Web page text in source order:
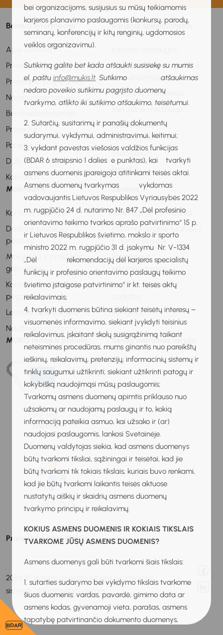
BDAR
bei organizacijoms, susijusius su mūsų teikiamomis
karjeros planavimo paslaugomis (konkursų, parodų,
seminarų, konferencijų ir kitų renginių, ugdomosios
veiklos organizavimu).
Sutikimą galite bet kada atšaukti susisiekę su mumis
el. paštu info@mukis.lt. Sutikimo atšaukimas
nedaro poveikio sutikimu pagrįsto duomenų
tvarkymo, atlikto iki sutikimo atšaukimo, teisėtumui.
2. Sutarčių, susitarimų ir panašių dokumentų
sudarymui, vykdymui, administravimui, keitimui;
3. vykdant pavestas viešosios valdžios funkcijas
(BDAR 6 straipsnio 1 dalies e punktas), kai tvarkyti
asmens duomenis įpareigoja atitinkami teisės aktai.
Asmens duomenų tvarkymas vykdomas
vadovaujantis Lietuvos Respublikos Vyriausybės 2022
m. rugpjūčio 24 d. nutarimo Nr. 847 „Dėl profesinio
orientavimo teikimo tvarkos aprašo patvirtinimo“ 15 p.
ir Lietuvos Respublikos švietimo, mokslo ir sporto
ministro 2022 m. rugpjūčio 31 d. įsakymu Nr. V-1334
„Dėl rekomendacijų dėl karjeros specialistų
funkcijų ir profesinio orientavimo paslaugų teikimo
švietimo įstaigose patvirtinimo“ ir kt. teisės aktų
reikalavimais;
4. tvarkyti duomenis būtina siekiant teisėtų interesų –
visuomenės informavimo, siekiant įvykdyti teisinius
reikalavimus, įskaitant skolų susigrąžinimą taikant
neteismines procedūras, mums ginantis nuo pareikštų
ieškinių, reikalavimų, pretenzijų; informacinių sistemų ir
tinklų saugumui užtikrinti; siekiant užtikrinti patogų ir
kokybišką naudojimąsi mūsų paslaugomis;
Tvarkomų asmens duomenų apimtis priklauso nuo
užsakomų ar naudojamų paslaugų ir to, kokią
informaciją pateikia asmuo, kai užsako ir (ar)
naudojasi paslaugomis, lankosi Svetainėje.
Duomenų valdytojas siekia, kad asmens duomenys
būtų tvarkomi tiksliai, sąžiningai ir teisėtai, kad jie
būtų tvarkomi tik tokiais tikslais, kuriais buvo renkami,
kad jie būtų tvarkomi laikantis teisės aktuose
nustatytų aiškių ir skaidrių asmens duomenų
tvarkymo principų ir reikalavimų.
KOKIUS ASMENS DUOMENIS IR KOKIAIS TIKSLAIS
TVARKOME JŪSŲ ASMENS DUOMENIS?
Asmens duomenys gali būti tvarkomi šiais tikslais:
1. sutarties sudarymo bei vykdymo tikslais tvarkome
šiuos duomenis: vardas, pavardė, gimimo data ar
asmens kodas, gyvenamoji vieta, parašas, asmens
tapatybę patvirtinančio dokumento duomenys,
individualios veiklos pažymos, verslo liudijimo
Bendra informacija
Apie sistemą
Privatumo politika
Privatumo pranešimas
Naudojimosi taisyklės
Bendradarbiavimas
Projektai
Parama
DUK
Kontaktai
Karjeros specialistams
Profesinis informavimas ir
konsultavimas
Profesinis veiklinimas
Kvalifikacijos
tobulinimas
Stebėsena
Pagalba
Mokiniams
Karjeros vadovas
Darbo ir profesijų
pasaulis
Mokymosi ir praktikos
galimybės
Karjeros specialisto
pagalba
Leidiniai apie karjerą
Naudingos nuorodos
Tėvams
Vaiko ugdymas karjerai
Informacija apie profesijų
ir darbo pasaulį
Patarimai ir
rekomendacijos
Karjeros specialisto
Renginiai
MUKIS remia ir palaiko Senoji svetainės versija
Praneškite apie klaidą
2026 © Mokinių ugdymo karjerai informacinė
sistema. Visos teisės saugomos.